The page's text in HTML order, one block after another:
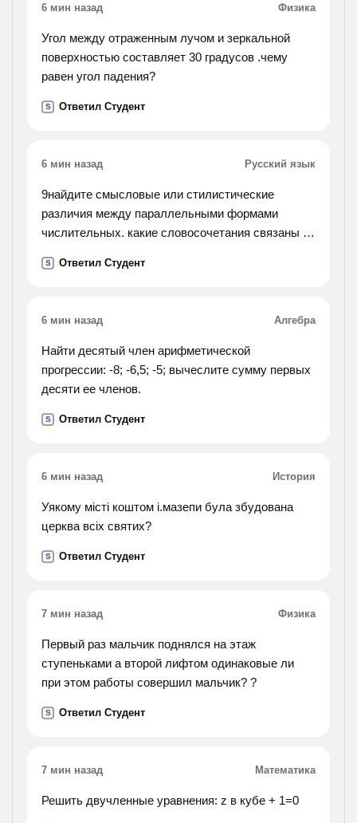
светит ярко круглый год. снег есть только в
соревнования. ещё люди любят плавать в океане
и загорать на пляже. вот от она, наша страна
мечты. возможно, это когда-нибудь станет
реально.
6 мин назад Физика
Угол между отраженным лучом и зеркальной
поверхностью составляет 30 градусов .чему
равен угол падения?
S Ответил Студент
6 мин назад Русский язык
9найдите смысловые или стилистические
различия между параллельными формами
числительных. какие словосочетания связаны с
трое солдат — три солдата, четверо девушек —
профессоров — два профессора, к обоим
друзьям — к двум друзьям,
S Ответил Студент
6 мин назад Алгебра
Найти десятый член арифметической
прогрессии: -8; -6,5; -5; вычеслите сумму первых
десяти ее членов.
S Ответил Студент
6 мин назад История
Уякому місті коштом і.мазепи була збудована
церква всіх святих?
S Ответил Студент
7 мин назад Физика
Первый раз мальчик поднялся на этаж
ступеньками а второй лифтом одинаковые ли
при этом работы совершил мальчик? ?
S Ответил Студент
7 мин назад Математика
Решить двучленные уравнения: z в кубе + 1=0